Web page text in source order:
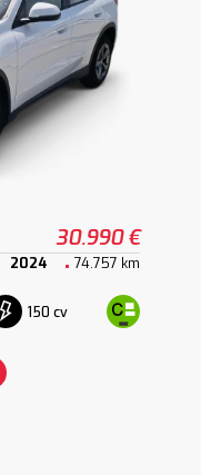
30.990 €
2024 74.757 km
150 cv